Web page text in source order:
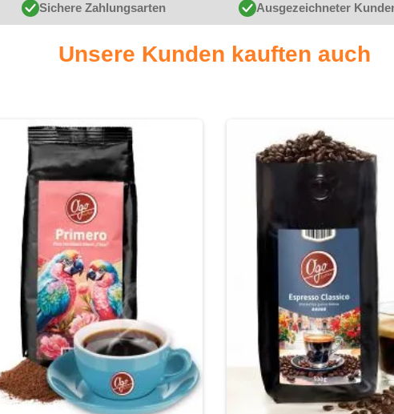
Sichere Zahlungsarten Ausgezeichneter
Unsere Kunden kauften auch